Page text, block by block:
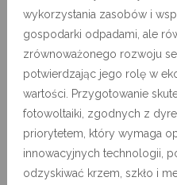
wykorzystania zasobów i
gospodarki odpadami, ale
zrównoważonego rozwoju
potwierdzając jego rolę w
wartości. Przygotowanie
fotowoltaiki, zgodnych z
priorytetem, który wymaga
innowacyjnych technologii,
odzyskiwać krzem, szkło i